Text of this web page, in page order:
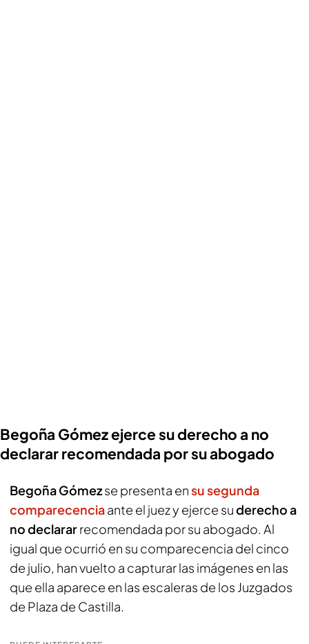
Begoña Gómez ejerce su derecho a no
declarar recomendada por su abogado
Begoña Gómezse presenta ensu segunda
comparecenciaante el juez y ejerce suderecho a
no declararrecomendada por su abogado. Al
igual que ocurrió en su comparecencia del cinco
de julio, han vuelto a capturar las imágenes en las
que ella aparece en las escaleras de los Juzgados
de Plaza de Castilla.